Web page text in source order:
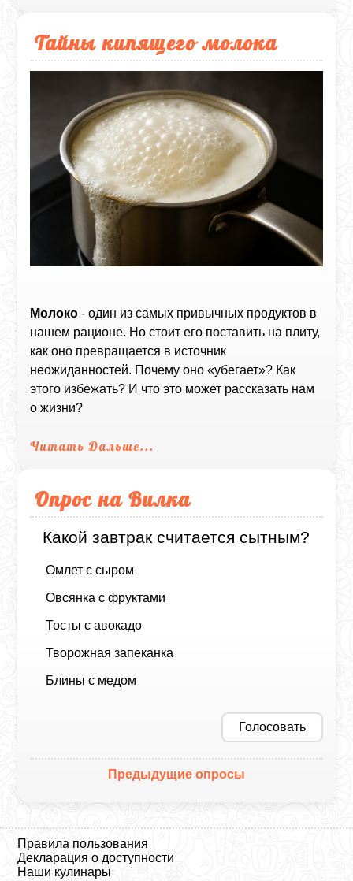
Тайны кипящего молока
Молоко - один из самых привычных продуктов в
нашем рационе. Но стоит его поставить на плиту,
как оно превращается в источник
неожиданностей. Почему оно «убегает»? Как
этого избежать? И что это может рассказать нам
о жизни?
Читать Дальше...
Опрос на Вилка
Какой завтрак считается сытным?
Омлет с сыром
Овсянка с фруктами
Тосты с авокадо
Творожная запеканка
Блины с медом
Голосовать
Предыдущие опросы
Правила пользования
Декларация о доступности
Наши кулинары